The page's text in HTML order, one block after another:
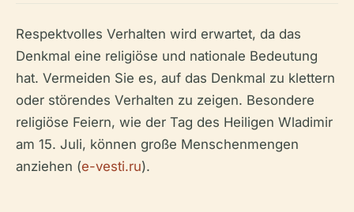
Respektvolles Verhalten wird erwartet, da das
Denkmal eine religiöse und nationale Bedeutung
hat. Vermeiden Sie es, auf das Denkmal zu klettern
oder störendes Verhalten zu zeigen. Besondere
religiöse Feiern, wie der Tag des Heiligen Wladimir
am 15. Juli, können große Menschenmengen
anziehen (e-vesti.ru).